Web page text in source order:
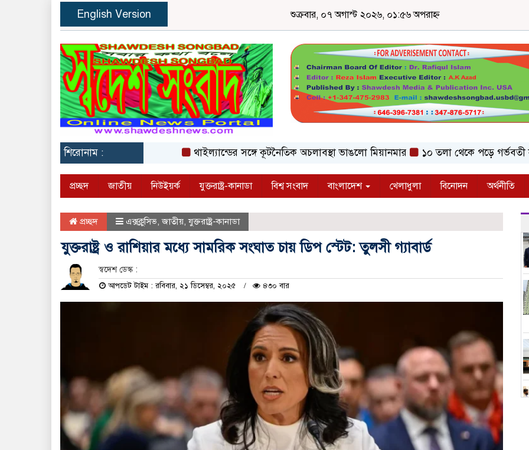
English Version শুক্রবার, ০৭ অগাস্ট ২০২৬, ০১:৫৬ অপরাহ্ন
শিরোনাম : থাইল্যান্ডের সঙ্গে কূটনৈতিক অচলাবস্থা ভাঙলো মিয়ানমার ১০ তলা থেকে পড়ে গর্ভবতী
প্রচ্ছদ জাতীয় নিউইয়র্ক যুক্তরাষ্ট্র-কানাডা বিশ্ব সংবাদ বাংলাদেশ খেলাধুলা বিনোদন অর্থনীতি
প্রচ্ছদ এক্সক্লুসিভ,জাতীয়,যুক্তরাষ্ট্র-কানাডা
যুক্তরাষ্ট্র ও রাশিয়ার মধ্যে সামরিক সংঘাত চায় ডিপ স্টেট: তুলসী গ্যাবার্ড
স্বদেশ ডেস্ক :
আপডেট টাইম : রবিবার, ২১ ডিসেম্বর, ২০২৫ ৪৩০ বার